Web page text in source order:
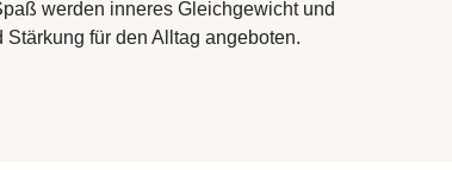
werden inneres Gleichgewicht und
Stärkung für den Alltag angeboten.